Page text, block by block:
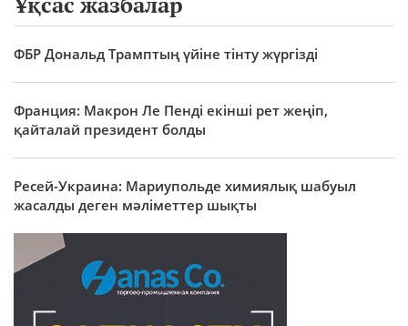
ФБР Дональд Трамптың үйіне тінту жүргізді
Франция: Макрон Ле Пенді екінші рет жеңіп,
қайталай президент болды
Ресей-Украина: Мариупольде химиялық шабуыл
жасалды деген мәліметтер шықты